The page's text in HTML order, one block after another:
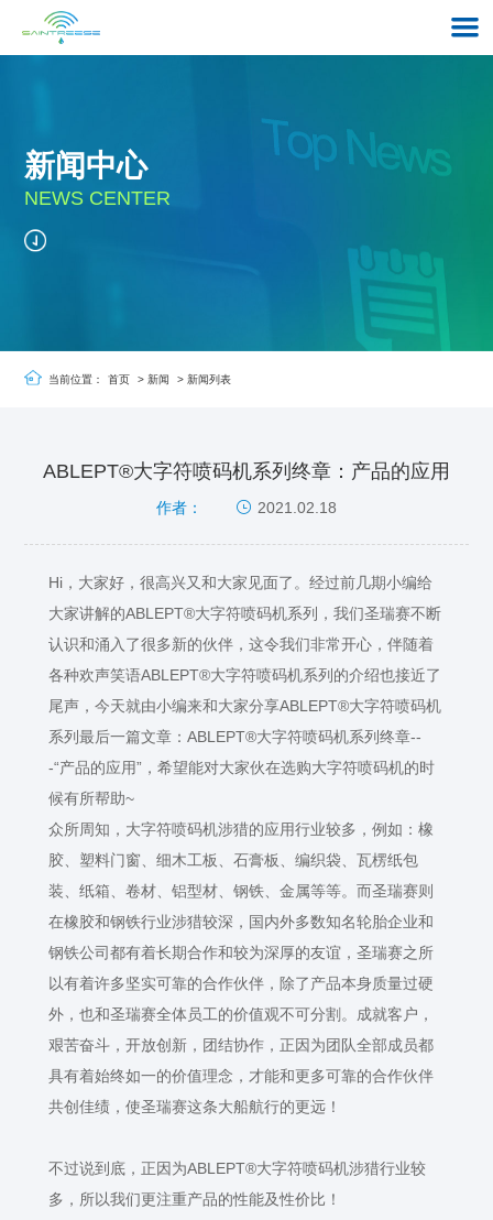
新闻中心
NEWS CENTER
当前位置： 首页 > 新闻 > 新闻列表
ABLEPT®大字符喷码机系列终章：产品的应用
作者： 2021.02.18
Hi，大家好，很高兴又和大家见面了。经过前几期小编给
大家讲解的ABLEPT®大字符喷码机系列，我们圣瑞赛不断
认识和涌入了很多新的伙伴，这令我们非常开心，伴随着
各种欢声笑语ABLEPT®大字符喷码机系列的介绍也接近了
尾声，今天就由小编来和大家分享ABLEPT®大字符喷码机
系列最后一篇文章：ABLEPT®大字符喷码机系列终章--
-“产品的应用”，希望能对大家伙在选购大字符喷码机的时
候有所帮助~
众所周知，大字符喷码机涉猎的应用行业较多，例如：橡
胶、塑料门窗、细木工板、石膏板、编织袋、瓦楞纸包
装、纸箱、卷材、铝型材、钢铁、金属等等。而圣瑞赛则
在橡胶和钢铁行业涉猎较深，国内外多数知名轮胎企业和
钢铁公司都有着长期合作和较为深厚的友谊，圣瑞赛之所
以有着许多坚实可靠的合作伙伴，除了产品本身质量过硬
外，也和圣瑞赛全体员工的价值观不可分割。成就客户，
艰苦奋斗，开放创新，团结协作，正因为团队全部成员都
具有着始终如一的价值理念，才能和更多可靠的合作伙伴
共创佳绩，使圣瑞赛这条大船航行的更远！
不过说到底，正因为ABLEPT®大字符喷码机涉猎行业较
多，所以我们更注重产品的性能及性价比！